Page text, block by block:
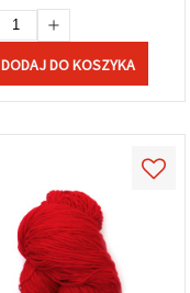
DODAJ DO KOSZYKA